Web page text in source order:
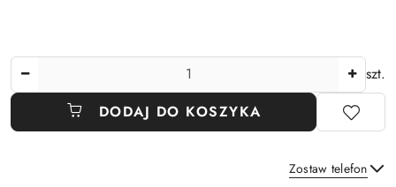
szt.
DODAJ DO KOSZYKA
Zostaw telefon